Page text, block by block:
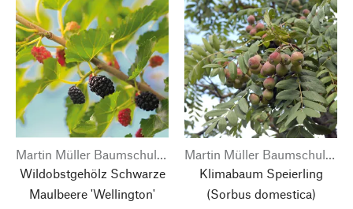
Martin Müller Baumschulen
Wildobstgehölz Schwarze
Maulbeere 'Wellington'
Martin Müller Baumschulen
Klimabaum Speierling
(Sorbus domestica)